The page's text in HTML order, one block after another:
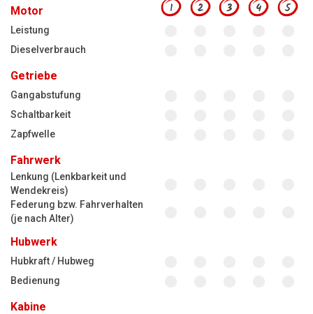
Motor 1 2 3 4 5
Leistung
Dieselverbrauch
Getriebe
Gangabstufung
Schaltbarkeit
Zapfwelle
Fahrwerk
Lenkung (Lenkbarkeit und
Wendekreis)
Federung bzw. Fahrverhalten
(je nach Alter)
Hubwerk
Hubkraft / Hubweg
Bedienung
Kabine